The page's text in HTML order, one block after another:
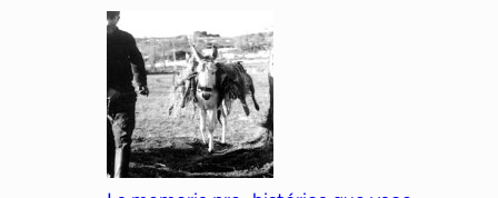
a
s
n
r
e
l
a
t